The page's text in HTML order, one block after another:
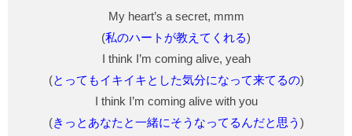
My heart’s a secret, mmm
(私のハートが教えてくれる)
I think I’m coming alive, yeah
(とってもイキイキとした気分になって来てるの)
I think I’m coming alive with you
(きっとあなたと一緒にそうなってるんだと思う )